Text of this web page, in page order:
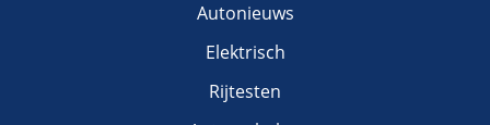
Autonieuws
Elektrisch
Rijtesten